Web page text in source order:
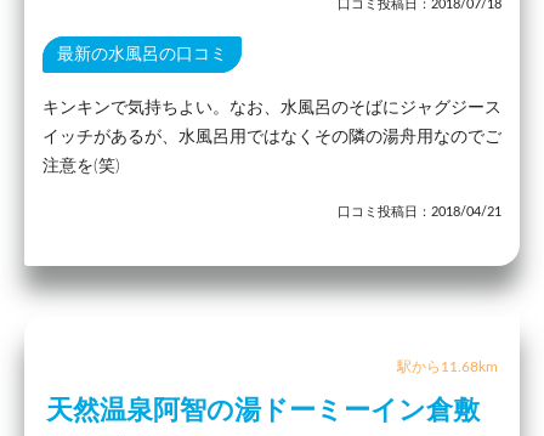
口コミ投稿日：2018/07/18
最新の水風呂の口コミ
キンキンで気持ちよい。なお、水風呂のそばにジャグジース
イッチがあるが、水風呂用ではなくその隣の湯舟用なのでご
注意を(笑)
口コミ投稿日：2018/04/21
駅から11.68km
天然温泉阿智の湯ドーミーイン倉敷